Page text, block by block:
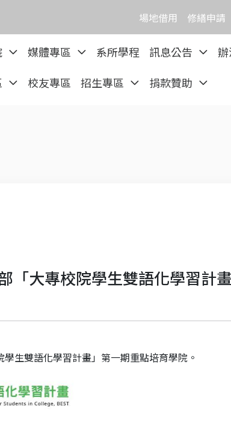
場地借用 修繕申請
媒體專區 系所學程 訊息公告
校友專區 招生專區 捐款贊助
「大專校院學生雙語化學習計
生雙語化學習計畫」第一期重點培育學院。